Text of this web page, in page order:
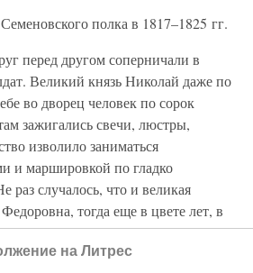
полка в 1817–1825 гг.
перед другом соперничали в
Великий князь Николай даже по
во дворец человек по сорок
зажигались свечи, люстры,
изволило заниматься
и маршировкой по гладко
раз случалось, что и великая
тогда еще в цвете лет, в
становилась на правый фланг
гренадера и маршировала,
на Литрес